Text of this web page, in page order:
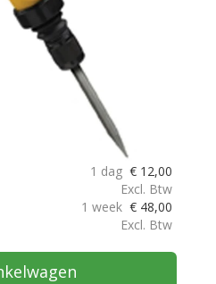
1 dag € 12,00
Excl. Btw
1 week € 48,00
Excl. Btw